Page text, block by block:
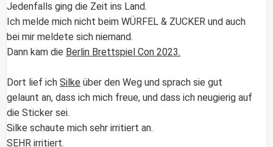
Jedenfalls ging die Zeit ins Land.
Ich melde mich nicht beim WÜRFEL & ZUCKER und auch
bei mir meldete sich niemand.
Dann kam die Berlin Brettspiel Con 2023.
Dort lief ich Silke über den Weg und sprach sie gut
gelaunt an, dass ich mich freue, und dass ich neugierig auf
die Sticker sei.
Silke schaute mich sehr irritiert an.
SEHR irritiert.